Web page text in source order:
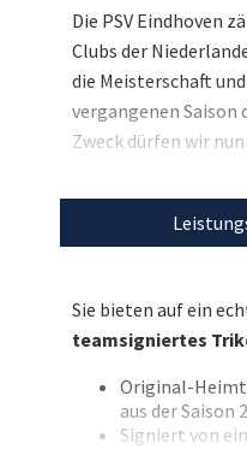
Die PSV Eindhoven
Clubs der
die Meisterschaft
vergangenen Saison
Zweck dürfen wir
Meistersaison von
die Unterschriften
Mannschaft trägt.
Entdecken Sie bei
Zweck!
Sie bieten auf ein
teamsigniertes
Original-
aus der Saison
Signiert von